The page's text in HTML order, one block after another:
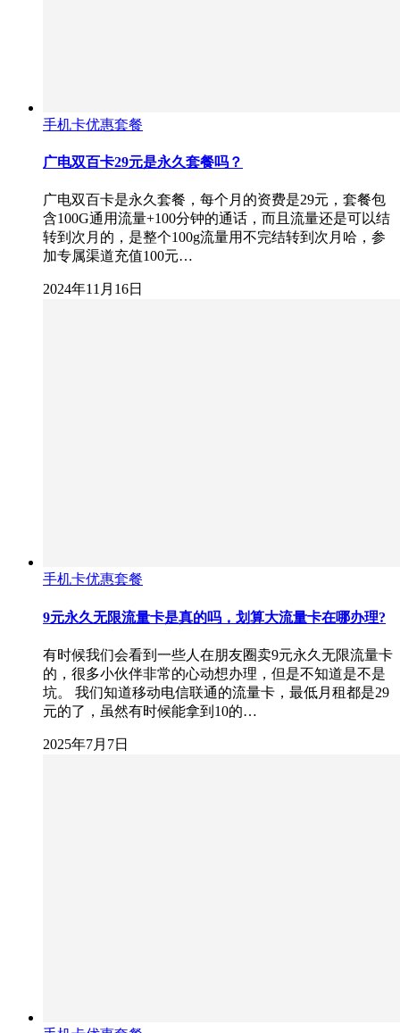
手机卡优惠套餐
广电双百卡29元是永久套餐吗？
广电双百卡是永久套餐，每个月的资费是29元，套餐包
含100G通用流量+100分钟的通话，而且流量还是可以结
转到次月的，是整个100g流量用不完结转到次月哈，参
加专属渠道充值100元…
2024年11月16日
手机卡优惠套餐
9元永久无限流量卡是真的吗，划算大流量卡在哪办理?
有时候我们会看到一些人在朋友圈卖9元永久无限流量卡
的，很多小伙伴非常的心动想办理，但是不知道是不是
坑。 我们知道移动电信联通的流量卡，最低月租都是29
元的了，虽然有时候能拿到10的…
2025年7月7日